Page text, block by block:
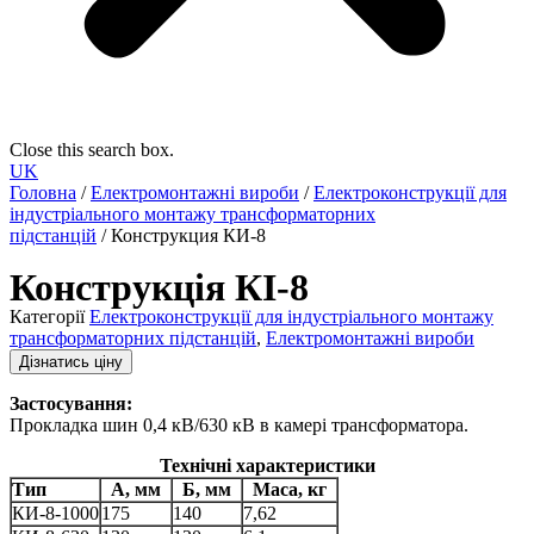
Close this search box.
UK
Головна /Електромонтажні вироби /Електроконструкції для
індустріального монтажу трансформаторних
підстанцій / Конструкция КИ-8
Конструкція КІ-8
Категорії Електроконструкції для індустріального монтажу
трансформаторних підстанцій, Електромонтажні вироби
Дізнатись ціну
Застосування:
Прокладка шин 0,4 кВ/630 кВ в камері трансформатора.
Технічні характеристики
Тип
А, мм Б, мм
Маса, кг
КИ-8-1000175 140
7,62